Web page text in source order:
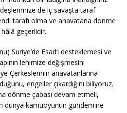
de iç savaşta taraf
tarafı olma ve anavatana dönme
hâlâ geçerlidir.
Suriye’de Esad’ı desteklemesi ve
lehimize değişmesini
Çerkeslerinin anavatanlarına
engeller çıkardığını biliyoruz.
dönme çabası devam etmeli,
dünya kamuoyunun gündemine